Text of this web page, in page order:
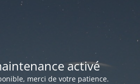
activé
merci de votre patience.